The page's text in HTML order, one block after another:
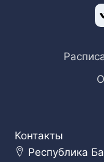
Контакты
Республика